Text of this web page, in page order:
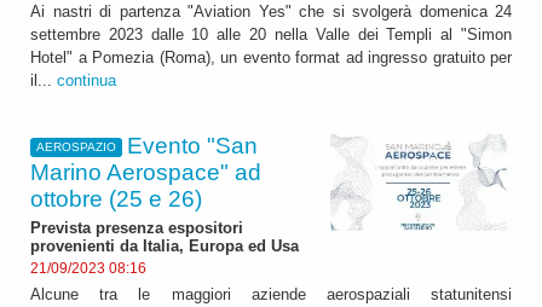
Ai nastri di partenza "Aviation Yes" che si svolgerà domenica 24
settembre 2023 dalle 10 alle 20 nella Valle dei Templi al "Simon
Hotel" a Pomezia (Roma), un evento format ad ingresso gratuito per
il... continua
AEROSPAZIO
Evento "San
Marino Aerospace" ad
ottobre (25 e 26)
Prevista presenza espositori
provenienti da Italia, Europa ed Usa
21/09/2023 08:16
Alcune tra le maggiori aziende aerospaziali statunitensi